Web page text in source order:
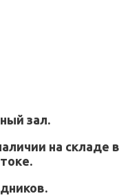
зал.
на складе